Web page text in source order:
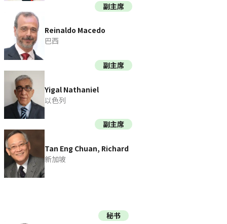
副主席
Reinaldo Macedo
巴西
副主席
Yigal Nathaniel
以色列
副主席
Tan Eng Chuan, Richard
新加坡
秘书